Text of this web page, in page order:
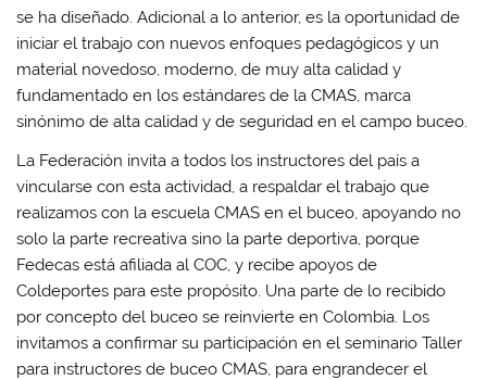
se ha diseñado. Adicional a lo anterior, es la oportunidad de
iniciar el trabajo con nuevos enfoques pedagógicos y un
material novedoso, moderno, de muy alta calidad y
fundamentado en los estándares de la CMAS, marca
sinónimo de alta calidad y de seguridad en el campo buceo.
La Federación invita a todos los instructores del país a
vincularse con esta actividad, a respaldar el trabajo que
realizamos con la escuela CMAS en el buceo, apoyando no
solo la parte recreativa sino la parte deportiva, porque
Fedecas está afiliada al COC, y recibe apoyos de
Coldeportes para este propósito. Una parte de lo recibido
por concepto del buceo se reinvierte en Colombia. Los
invitamos a confirmar su participación en el seminario Taller
para instructores de buceo CMAS, para engrandecer el